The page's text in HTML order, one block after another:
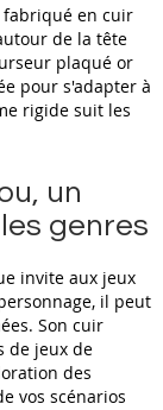
fabriqué en cuir
de la tête
plaqué or
pour s'adapter à
rigide suit les
un
genres
invite aux jeux
il peut
Son cuir
de jeux de
des
vos scénarios